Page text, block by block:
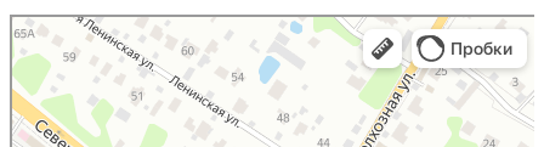
Яндекс Карты
Яндекс Карты — транспорт, навигация, поиск мест